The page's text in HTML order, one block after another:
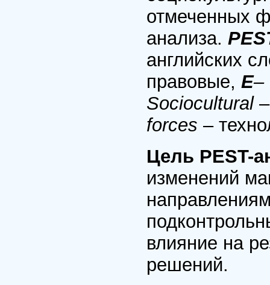
отмеченных
анализа.
английских
правовые, E–
Sociocultural
forces –
Цель PEST-
изменений
влияние на
решений.